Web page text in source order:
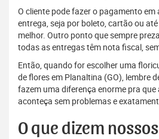
O cliente pode fazer o pagamento em
entrega, seja por boleto, cartão ou
melhor. Outro ponto que sempre
todas as entregas têm nota fiscal,
Então, quando for escolher uma
de flores em Planaltina (GO), lembre
fazem uma diferença enorme pra
aconteça sem problemas e
O que dizem